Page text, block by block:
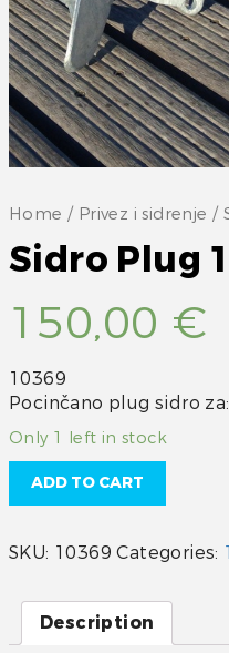
Home / Privez i sidrenje /
Sidro Plug
150,00 €
10369
Pocinčano plug sidro
Only 1 left in stock
ADD TO CART
SKU: 10369 Categories:
Description